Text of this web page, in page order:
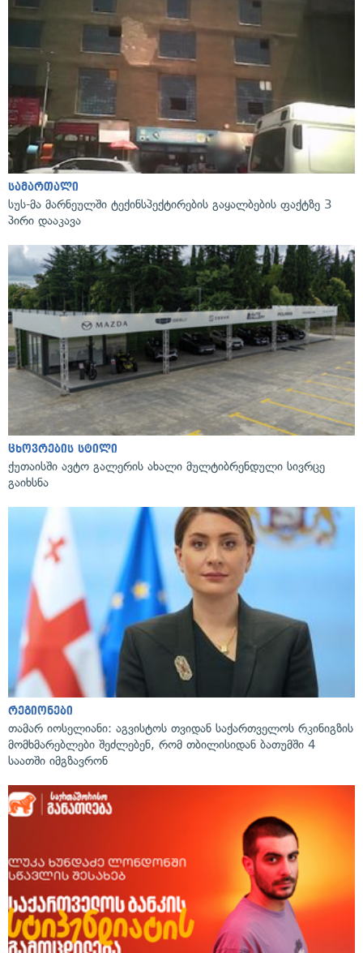
სამართალი
სუს-მა მარნეულში ტექინსპექტირების გაყალბების ფაქტზე 3
პირი დააკავა
ცხოვრების სტილი
ქუთაისში ავტო გალერის ახალი მულტიბრენდული სივრცე
გაიხსნა
რეგიონები
თამარ იოსელიანი: აგვისტოს თვიდან საქართველოს რკინიგზის
მომხმარებლები შეძლებენ, რომ თბილისიდან ბათუმში 4
საათში იმგზავრონ